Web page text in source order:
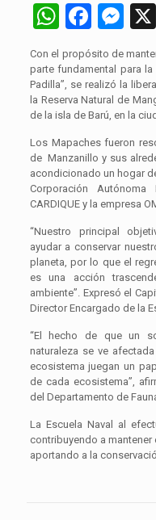
Con el propósito de
parte fundamental para la
Padilla”, se realizó la
la Reserva Natural de
de la isla de Barú, en la
Los Mapaches fueron
de Manzanillo y sus
acondicionado un hogar
Corporación
CARDIQUE y la empresa
“Nuestro principal
ayudar a conservar
planeta, por lo que el
es una acción
ambiente”. Expresó el
Director Encargado de la
“El hecho de que un
naturaleza se ve
ecosistema juegan un
de cada ecosistema”,
del Departamento de
La Escuela Naval al
contribuyendo a
aportando a la